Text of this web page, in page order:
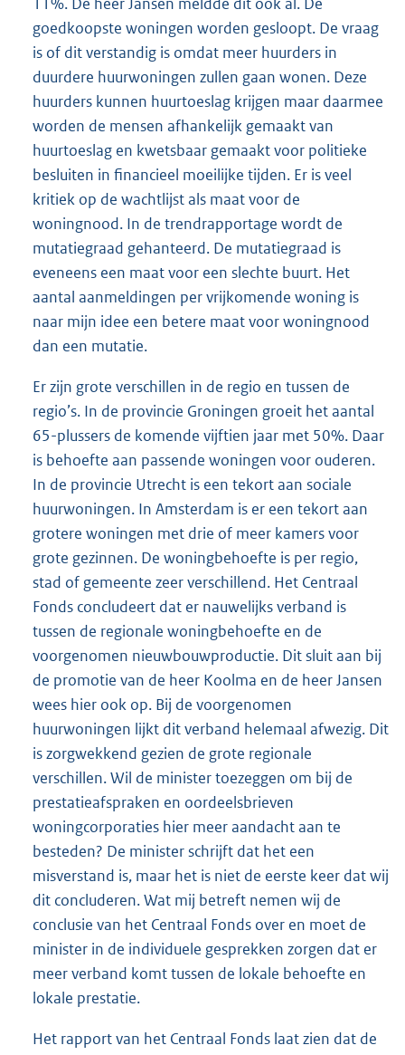
goedkoopste woningen worden gesloopt. De vraag
is of dit verstandig is omdat meer huurders in
duurdere huurwoningen zullen gaan wonen. Deze
huurders kunnen huurtoeslag krijgen maar daarmee
worden de mensen afhankelijk gemaakt van
huurtoeslag en kwetsbaar gemaakt voor politieke
besluiten in financieel moeilijke tijden. Er is veel
kritiek op de wachtlijst als maat voor de
woningnood. In de trendrapportage wordt de
mutatiegraad gehanteerd. De mutatiegraad is
eveneens een maat voor een slechte buurt. Het
aantal aanmeldingen per vrijkomende woning is
naar mijn idee een betere maat voor woningnood
dan een mutatie.
Er zijn grote verschillen in de regio en tussen de
regio’s. In de provincie Groningen groeit het aantal
65-plussers de komende vijftien jaar met 50%. Daar
is behoefte aan passende woningen voor ouderen.
In de provincie Utrecht is een tekort aan sociale
huurwoningen. In Amsterdam is er een tekort aan
grotere woningen met drie of meer kamers voor
grote gezinnen. De woningbehoefte is per regio,
stad of gemeente zeer verschillend. Het Centraal
Fonds concludeert dat er nauwelijks verband is
tussen de regionale woningbehoefte en de
voorgenomen nieuwbouwproductie. Dit sluit aan bij
de promotie van de heer Koolma en de heer Jansen
wees hier ook op. Bij de voorgenomen
huurwoningen lijkt dit verband helemaal afwezig. Dit
is zorgwekkend gezien de grote regionale
verschillen. Wil de minister toezeggen om bij de
prestatieafspraken en oordeelsbrieven
woningcorporaties hier meer aandacht aan te
besteden? De minister schrijft dat het een
misverstand is, maar het is niet de eerste keer dat wij
dit concluderen. Wat mij betreft nemen wij de
conclusie van het Centraal Fonds over en moet de
minister in de individuele gesprekken zorgen dat er
meer verband komt tussen de lokale behoefte en
lokale prestatie.
Het rapport van het Centraal Fonds laat zien dat de